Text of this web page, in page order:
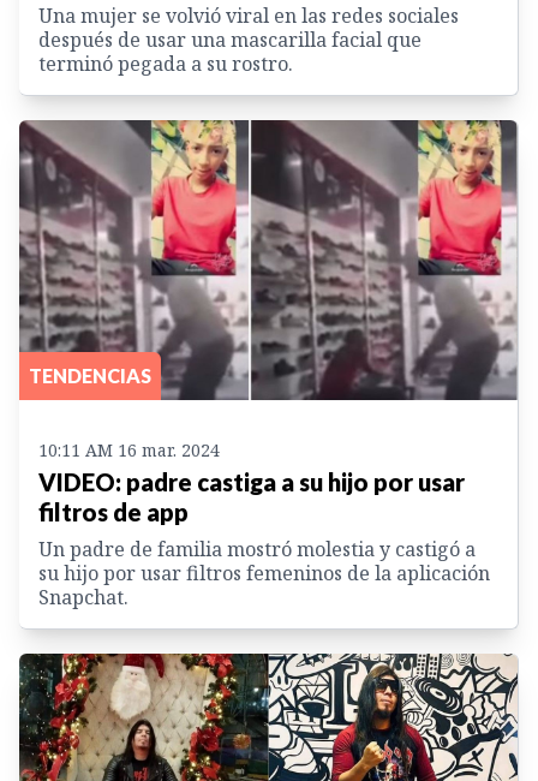
Una mujer se volvió viral en las redes sociales
después de usar una mascarilla facial que
terminó pegada a su rostro.
TENDENCIAS
10:11 AM 16 mar. 2024
VIDEO: padre castiga a su hijo por usar
filtros de app
Un padre de familia mostró molestia y castigó a
su hijo por usar filtros femeninos de la aplicación
Snapchat.